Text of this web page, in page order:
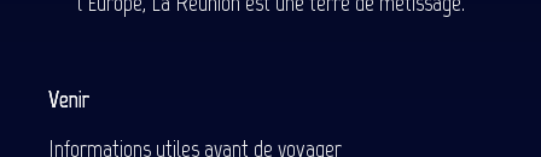
Venir
Informations utiles avant de voyager